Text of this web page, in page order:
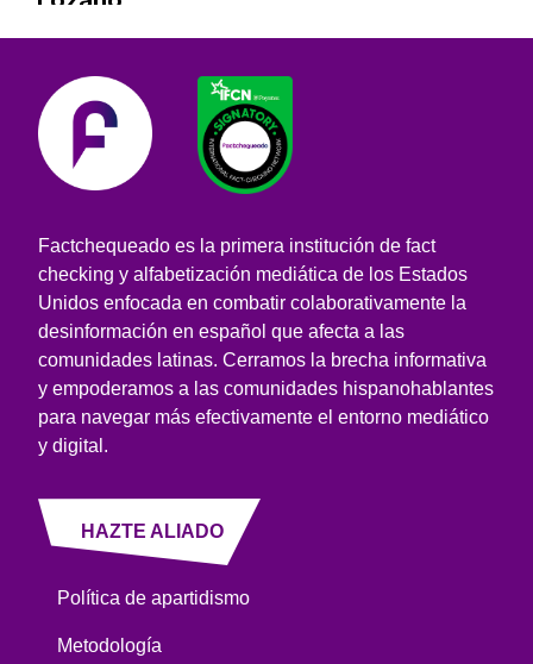
Factchequeado es la primera institución de fact
checking y alfabetización mediática de los Estados
Unidos enfocada en combatir colaborativamente la
desinformación en español que afecta a las
comunidades latinas. Cerramos la brecha informativa
y empoderamos a las comunidades hispanohablantes
para navegar más efectivamente el entorno mediático
y digital.
HAZTE ALIADO
Política de apartidismo
Metodología